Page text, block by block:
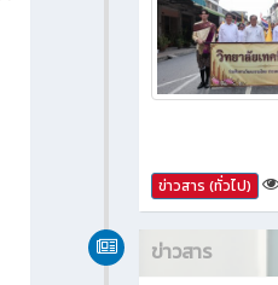
ข่าวสาร